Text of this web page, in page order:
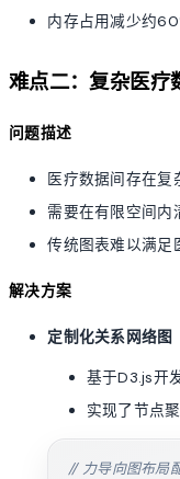
内存占用减少约
难点二：复杂医疗
问题描述
医疗数据间存在复
需要在有限空间内
传统图表难以满足
解决方案
定制化关系网络图
基于D3.js开
实现了节点
// 力导向图布局